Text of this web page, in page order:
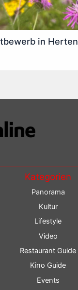
in
Kategorien
Panorama
Kultur
Lifestyle
Video
Restaurant Guide
Kino Guide
Events